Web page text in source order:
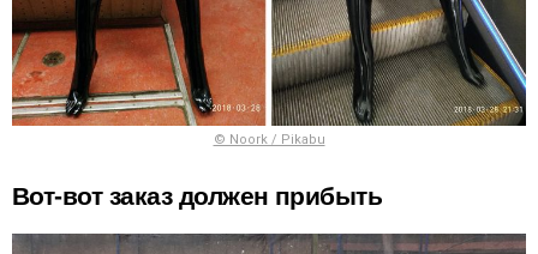
© Noork / Pikabu
Вот-вот заказ должен прибыть